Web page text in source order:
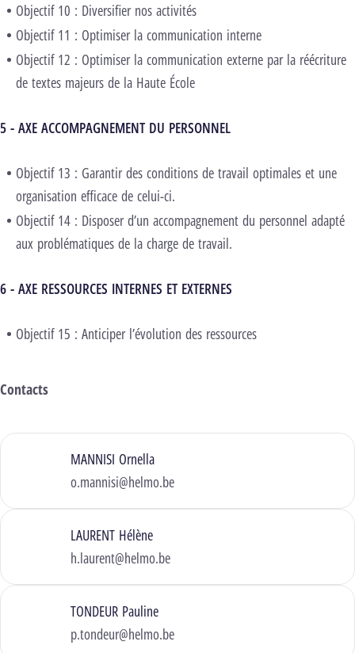
Objectif 10 : Diversifier nos activités
Objectif 11 : Optimiser la communication interne
Objectif 12 : Optimiser la communication externe par la réécriture
de textes majeurs de la Haute École
5 - AXE ACCOMPAGNEMENT DU PERSONNEL
Objectif 13 : Garantir des conditions de travail optimales et une
organisation efficace de celui-ci.
Objectif 14 : Disposer d’un accompagnement du personnel adapté
aux problématiques de la charge de travail.
6 - AXE RESSOURCES INTERNES ET EXTERNES
Objectif 15 : Anticiper l’évolution des ressources
Contacts
MANNISI Ornella
o.mannisi@helmo.be
LAURENT Hélène
h.laurent@helmo.be
TONDEUR Pauline
p.tondeur@helmo.be